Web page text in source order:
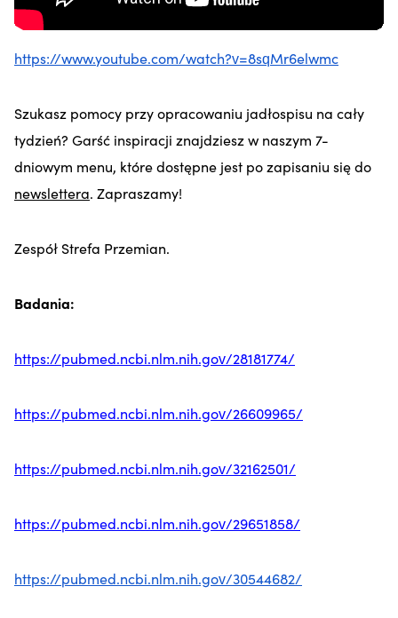
https://www.youtube.com/watch?v=8sqMr6elwmc
Szukasz pomocy przy opracowaniu jadłospisu na cały
tydzień? Garść inspiracji znajdziesz w naszym 7-
dniowym menu, które dostępne jest po zapisaniu się do
newslettera. Zapraszamy!
Zespół Strefa Przemian.
Badania:
https://pubmed.ncbi.nlm.nih.gov/28181774/
https://pubmed.ncbi.nlm.nih.gov/26609965/
https://pubmed.ncbi.nlm.nih.gov/32162501/
https://pubmed.ncbi.nlm.nih.gov/29651858/
https://pubmed.ncbi.nlm.nih.gov/30544682/